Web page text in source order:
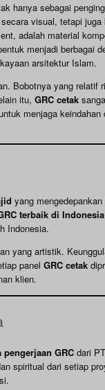
hanya sebagai
visual, tetapi
adalah material
menjadi berbagai
arsitektur Islam.
Bobotnya yang relatif
itu, GRC cetak
menjaga keindahan
yang
terbaik di Indonesia
Indonesia.
yang artistik.
panel GRC cetak
klien.
pengerjaan GRC dari
spiritual dari setiap